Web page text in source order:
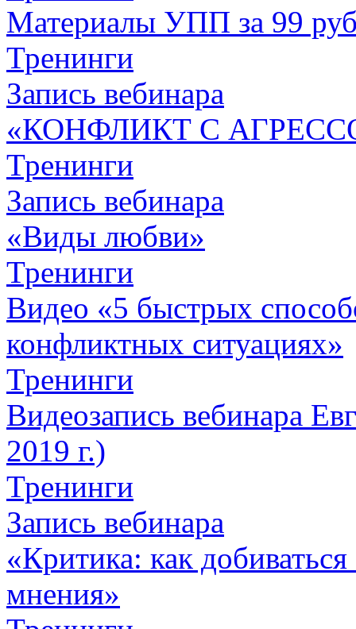
Материалы УПП за 99
Тренинги
Запись вебинара
«КОНФЛИКТ С
Тренинги
Запись вебинара
«Виды любви»
Тренинги
Видео «5 быстрых
конфликтных ситуациях»
Тренинги
Видеозапись вебинара
2019 г.)
Тренинги
Запись вебинара
«Критика: как
мнения»